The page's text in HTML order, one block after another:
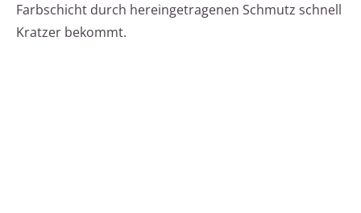
Farbschicht durch hereingetragenen Schmutz schnell
Kratzer bekommt.